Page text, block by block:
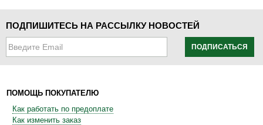
ПОДПИШИТЕСЬ НА РАССЫЛКУ НОВОСТЕЙ
ПОДПИСАТЬСЯ
ПОМОЩЬ ПОКУПАТЕЛЮ
Как работать по предоплате
Как изменить заказ